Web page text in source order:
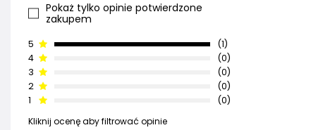
Pokaż tylko opinie potwierdzone
zakupem
5
1
4
0
3
0
2
0
1
0
Kliknij ocenę aby filtrować opinie